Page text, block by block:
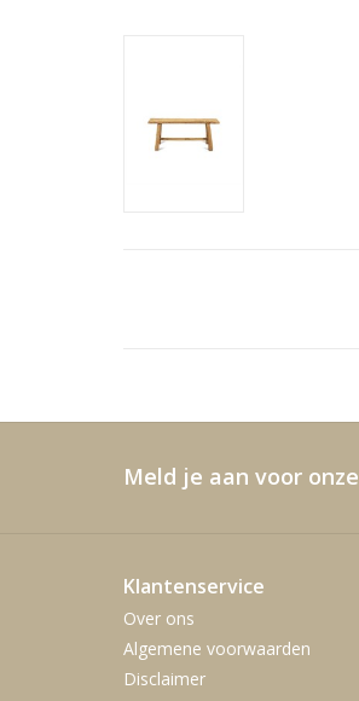
Meld je aan voor
Klantenservice
Over ons
Algemene voorwaarden
Disclaimer